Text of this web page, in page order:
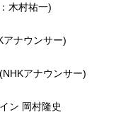
木村祐一)
アナウンサー)
アナウンサー)
ン 岡村隆史